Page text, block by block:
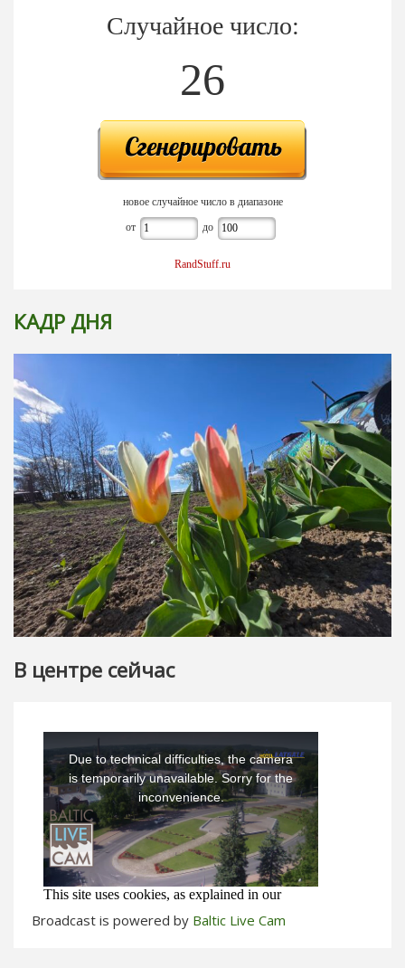
Случайное число:
26
новое случайное число в диапазоне
от до
RandStuff.ru
КАДР ДНЯ
В центре сейчас
Broadcast is powered by Baltic Live Cam